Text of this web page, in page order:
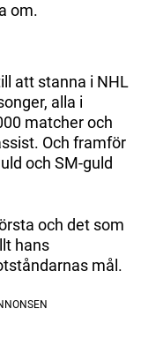
om.
att stanna i NHL
alla i
matcher och
Och framför
och SM-guld
och det som
hans
mål.